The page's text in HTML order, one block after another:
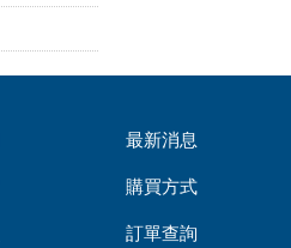
最新消息
購買方式
訂單查詢